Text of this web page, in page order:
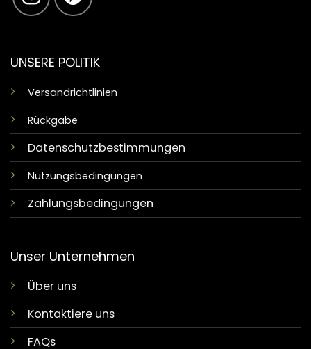
UNSERE POLITIK
Versandrichtlinien
Rückgabe
Datenschutzbestimmungen
Nutzungsbedingungen
Zahlungsbedingungen
Unser Unternehmen
Über uns
Kontaktiere uns
FAQs